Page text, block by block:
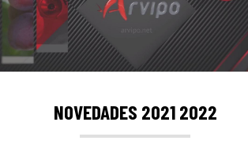
NOVEDADES 2021 2022